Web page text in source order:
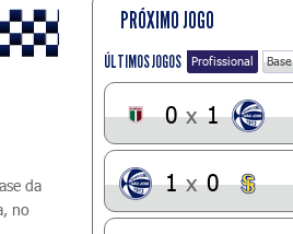
da
no
PRÓXIMO JOGO
ÚLTIMOS JOGOS Profissional Base
0 x 1
1 x 0